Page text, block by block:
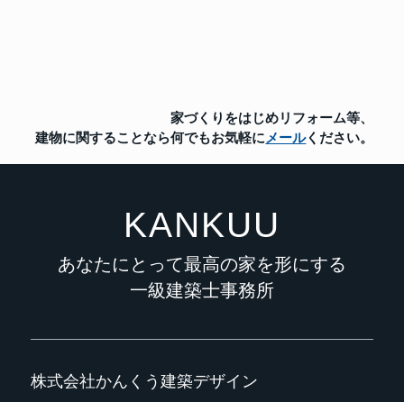
家づくりをはじめリフォーム等、
建物に関することなら何でもお気軽にメールください。
KANKUU
あなたにとって最高の家を形にする
一級建築士事務所
株式会社かんくう建築デザイン